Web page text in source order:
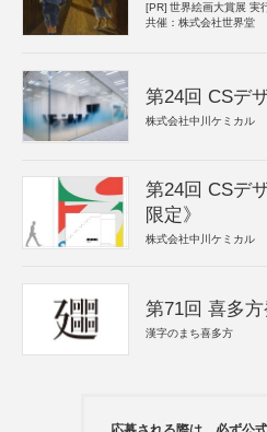
[PR] 世界絵画大賞展 実
共催：株式会社世界堂
第24回 CSデ
株式会社中川ケミカル
第24回 CSデ
限定》
株式会社中川ケミカル
第71回 喜多
漢字のまち喜多方
応募される際は、必ず公